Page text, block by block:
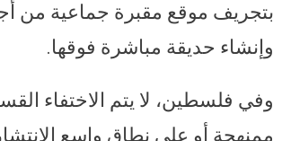
بتجريف موقع مقبرة جماعية من
وإنشاء حديقة مباشرة فوقها.
وفي فلسطين، لا يتم الاختفاء
ممنهجة أو على نطاق واسع